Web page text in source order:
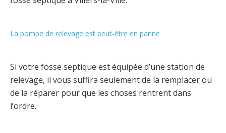
La pompe de relevage est peut-être en panne
Si votre fosse septique est équipée d’une station de
relevage, il vous suffira seulement de la remplacer ou
de la réparer pour que les choses rentrent dans
l’ordre.